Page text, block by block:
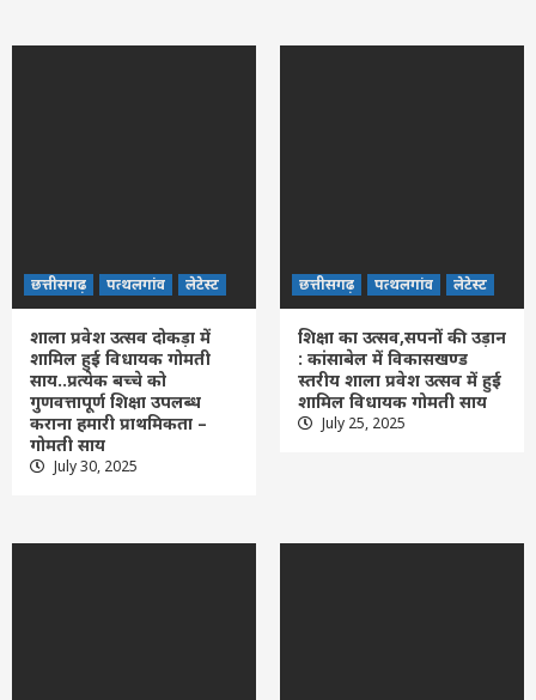
छत्तीसगढ़ पत्थलगांव लेटेस्ट
शाला प्रवेश उत्सव दोकड़ा में
शामिल हुई विधायक गोमती
साय..प्रत्येक बच्चे को
गुणवत्तापूर्ण शिक्षा उपलब्ध
कराना हमारी प्राथमिकता –
गोमती साय
July 30, 2025
छत्तीसगढ़ पत्थलगांव लेटेस्ट
शिक्षा का उत्सव,सपनों की उड़ान
: कांसाबेल में विकासखण्ड
स्तरीय शाला प्रवेश उत्सव में हुई
शामिल विधायक गोमती साय
July 25, 2025